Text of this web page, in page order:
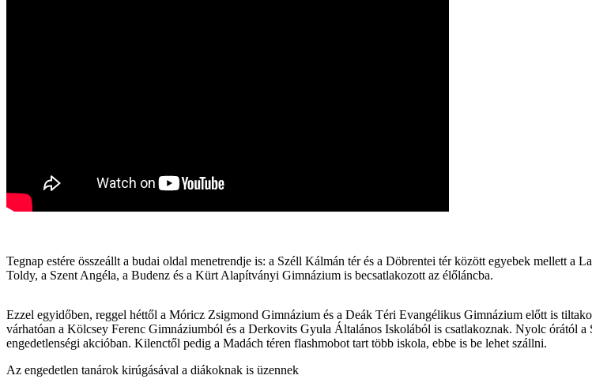
Tegnap estére összeállt a budai oldal menetrendje is: a Széll Kálmán tér és a Döbrentei tér között egyebek mellett
Toldy, a Szent Angéla, a Budenz és a Kürt Alapítványi Gimnázium is becsatlakozott az élőláncba.
Ezzel egyidőben, reggel héttől a Móricz Zsigmond Gimnázium és a Deák Téri Evangélikus Gimnázium előtt is
várhatóan a Kölcsey Ferenc Gimnáziumból és a Derkovits Gyula Általános Iskolából is csatlakoznak. Nyolc órától
engedetlenségi akcióban. Kilenctől pedig a Madách téren flashmobot tart több iskola, ebbe is be lehet szállni.
Az engedetlen tanárok kirúgásával a diákoknak is üzennek